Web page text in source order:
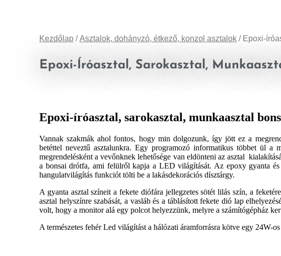
Kezdőlap /Asztalok, dohányzó, étkező, konzol asztalok / Epoxi-
Epoxi-Íróasztal, Sarokasztal,
Epoxi-íróasztal, sarokasztal, munkaasztal
Vannak szakmák ahol fontos, hogy min dolgozunk, így jött ez a
betéttel neveztű asztalunkra. Egy programozó informatikus többet ül
megrendelésként a vevőnknek lehetősége van eldönteni az asztal
a bonsai drótfa, ami felülről kapja a LED világítását. Az epoxy gyanta
hangulatvilágítás funkciót tölti be a lakásdekorációs dísztárgy.
A gyanta asztal színeit a fekete diófára jellegzetes sötét lilás szín, a
asztal helyszínre szabását, a vasláb és a táblásított fekete dió lap
volt, hogy a monitor alá egy polcot helyezzünk, melyre a számítógépház
A természetes fehér Led világítást a hálózati áramforrásra kötve egy 24W-